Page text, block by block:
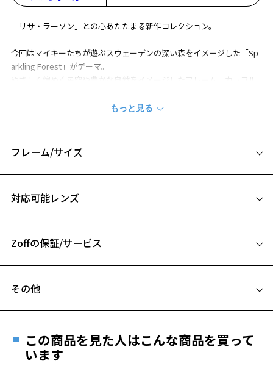
「リサ・ラーソン」との心あたたまる新作コレクション。
今回はマイキーたちが遊ぶスウェーデンの深い森をイメージした「Sp
arkling Forest」がデーマ。
やさしく煌めく星空や豊かな自然をイメージしたフレーム、カラフル
※全てのメガネに、オリジナルケースとメガネ拭きがセットになりま
す。
※柄や色味の出方に個体差があり、画像と異なる場合がございます。
Zoff meets LISA LARSON ページをみる
フレーム/サイズ
B ブリッジ(鼻部分)の横幅：20mm
対応可能レンズ
フレームとレンズの合計料金を知りたい方へ
Zoffの保証/サービス
安心1 フレーム１年間品質保証
その他
ご希望のお客さまは、「レンズ交換券」をお選びのうえ、
最寄りのZoff実店舗にてレンズをお買い求めください。
※サングラスやパッケージ品では「レンズ交換券」はお選び
この商品を見た人はこんな商品を買って
います